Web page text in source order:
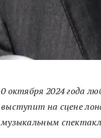
0 октября 2024 года
выступит на сцене
музыкальным